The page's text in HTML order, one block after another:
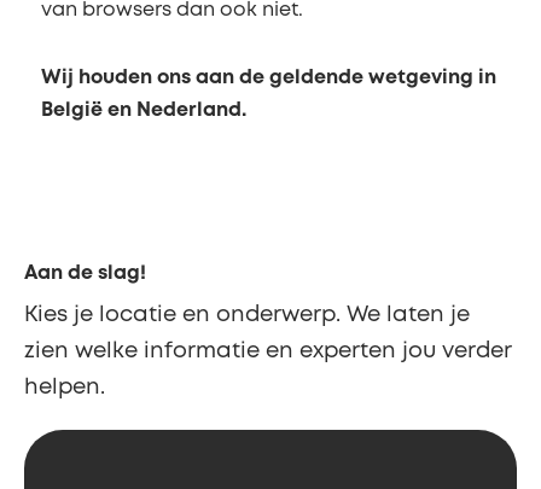
van browsers dan ook niet.
Wij houden ons aan de geldende wetgeving in
België en Nederland.
Aan de slag!
Kies je locatie en onderwerp. We laten je
zien welke informatie en experten jou verder
helpen.